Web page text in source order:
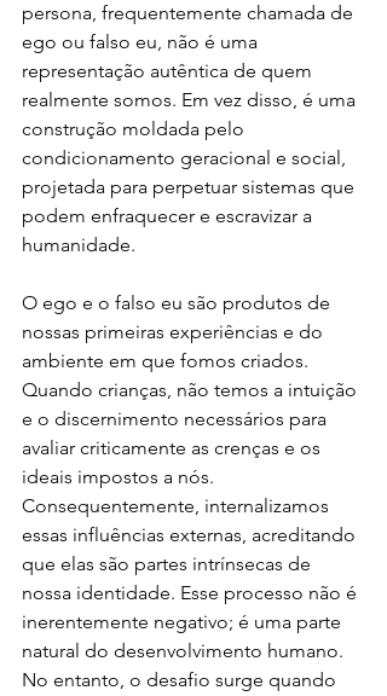
persona, frequentemente chamada de
ego ou falso eu, não é uma
representação autêntica de quem
realmente somos. Em vez disso, é uma
construção moldada pelo
condicionamento geracional e social,
projetada para perpetuar sistemas que
podem enfraquecer e escravizar a
humanidade.
O ego e o falso eu são produtos de
nossas primeiras experiências e do
ambiente em que fomos criados.
Quando crianças, não temos a intuição
e o discernimento necessários para
avaliar criticamente as crenças e os
ideais impostos a nós.
Consequentemente, internalizamos
essas influências externas, acreditando
que elas são partes intrínsecas de
nossa identidade. Esse processo não é
inerentemente negativo; é uma parte
natural do desenvolvimento humano.
No entanto, o desafio surge quando